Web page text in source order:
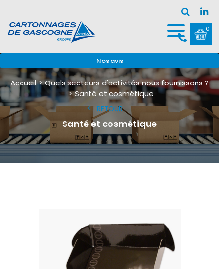
Nos avis
0
Accueil
Quels secteurs d'activités nous fournissons ?
Santé et cosmétique
RETOUR
Santé et cosmétique